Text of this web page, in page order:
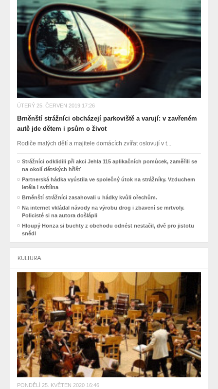
ÚTERÝ 25. ČERVEN 2019 17:26
Brněnští strážníci obcházejí parkoviště a varují: v zavřeném
autě jde dětem i psům o život
Rodiče malých dětí a majitele domácích zvířat oslovují v t...
Strážníci odklidili při akci Jehla 115 aplikačních pomůcek, zaměřili se
na okolí dětských hřišť
Partnerská hádka vyústila ve společný útok na strážníky. Vzduchem
letěla i svítílna
Brněnští strážníci zasahovali u hádky kvůli ořechům.
Na internet vkládal návody na výrobu drog i zbavení se mrtvoly.
Policisté si na autora došlápli
Hloupý Honza si buchty z obchodu odnést nestačil, dvě pro jistotu
snědl
KULTURA
PONDĚLÍ 25. KVĚTEN 2020 16:46